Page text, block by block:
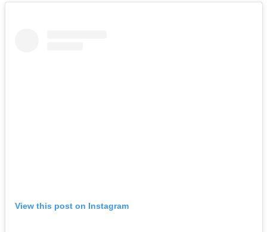
View this post on Instagram